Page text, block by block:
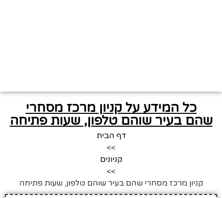
כל המידע על קניון מרכז מסחרי
שהם בעיר שוהם טלפון, שעות פתיחה
דף הבית
>>
קניונים
>>
קניון מרכז מסחרי שהם בעיר שוהם טלפון, שעות פתיחה